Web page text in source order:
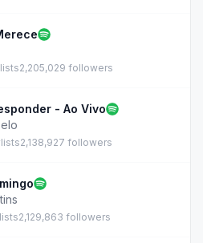
2,205,029 followers
- Ao Vivo
2,138,927 followers
2,129,863 followers